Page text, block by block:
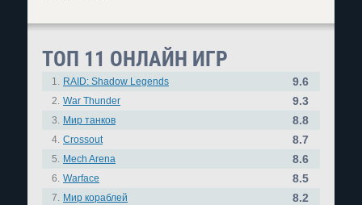
ТОП 11 ОНЛАЙН ИГР
1. RAID: Shadow Legends 9.6
2. War Thunder 9.3
3. Мир танков 8.8
4. Crossout 8.7
5. Mech Arena 8.6
6. Warface 8.5
7. Мир кораблей 8.2